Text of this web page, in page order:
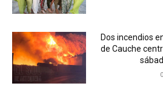
Dos incendios
de Cauche